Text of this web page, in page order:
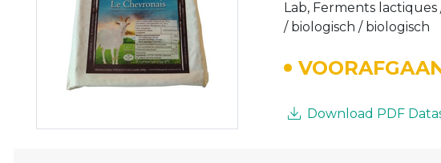
Lab, Ferments
/ biologisch / biologisch
Download PDF